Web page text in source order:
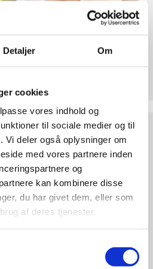
Detaljer Om
cookies
vores indhold og
til sociale medier og til
Vi deler også oplysninger om
med vores partnere inden
og
kan kombinere disse
du har givet dem, eller som
af deres tjenester.
til Retten til Liv